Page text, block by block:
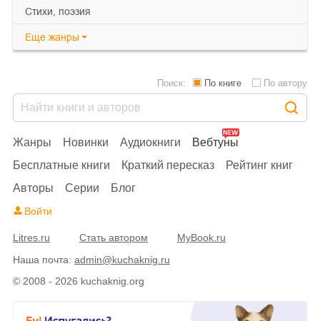
cтихи, поэзия
Еще жанры
© 2008 - 2026 kuchaknig.org
Жанры Новинки Аудиокниги
Вебтуны
Бесплатные книги
Краткий пересказ
Рейтинг книг
Авторы
Серии Блог
Поиск: По книге По автору
Войти
Litres.ru Стать автором
MyBook.ru
Наша почта: admin@kuchaknig.ru